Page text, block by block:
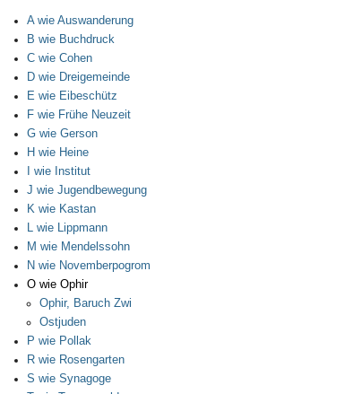
A wie Auswanderung
B wie Buchdruck
C wie Cohen
D wie Dreigemeinde
E wie Eibeschütz
F wie Frühe Neuzeit
G wie Gerson
H wie Heine
I wie Institut
J wie Jugendbewegung
K wie Kastan
L wie Lippmann
M wie Mendelssohn
N wie Novemberpogrom
O wie Ophir
Ophir, Baruch Zwi
Ostjuden
P wie Pollak
R wie Rosengarten
S wie Synagoge